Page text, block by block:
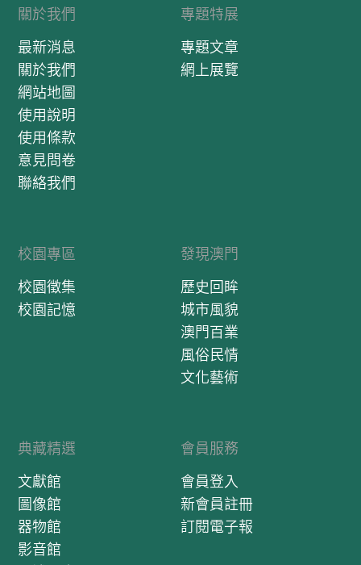
關於我們
最新消息
關於我們
網站地圖
使用說明
使用條款
意見問卷
聯絡我們
專題特展
專題文章
網上展覽
校園專區
校園徵集
校園記憶
發現澳門
歷史回眸
城市風貌
澳門百業
風俗民情
文化藝術
典藏精選
文獻館
圖像館
器物館
影音館
會員服務
會員登入
新會員註冊
訂閱電子報